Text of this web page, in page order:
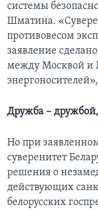
системы
Шматина.
противовесом
заявление
между Москвой и
Дружба –
Но при
суверенитет
решения о
действующих
белорусских